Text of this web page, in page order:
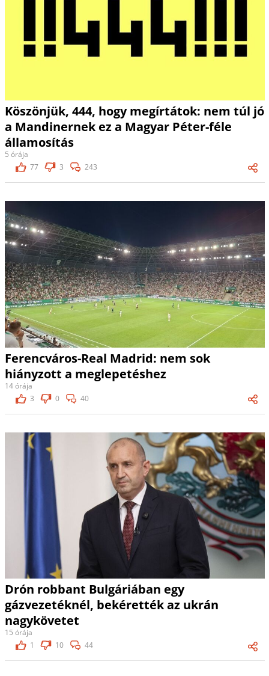
Köszönjük, 444, hogy megírtátok: nem túl jó
a Mandinernek ez a Magyar Péter-féle
államosítás
5 órája
77
3 243
Ferencváros-Real Madrid: nem sok
hiányzott a meglepetéshez
14 órája
3
0 40
Drón robbant Bulgáriában egy
gázvezetéknél, bekérették az ukrán
nagykövetet
15 órája
1
10 44